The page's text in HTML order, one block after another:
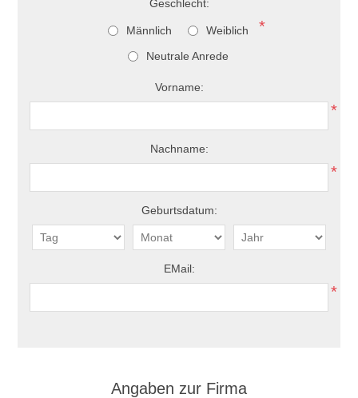
Geschlecht:
Männlich
Weiblich
Neutrale Anrede
*
Vorname:
*
Nachname:
*
Geburtsdatum:
EMail:
*
Angaben zur Firma